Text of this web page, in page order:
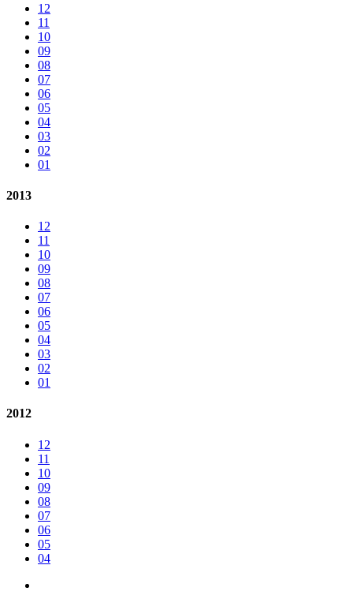
12
11
10
09
08
07
06
05
04
03
02
01
2013
12
11
10
09
08
07
06
05
04
03
02
01
2012
12
11
10
09
08
07
06
05
04